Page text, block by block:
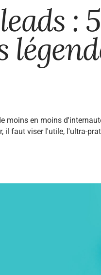
:
moins en moins
faut viser l'utile, l'ultra-